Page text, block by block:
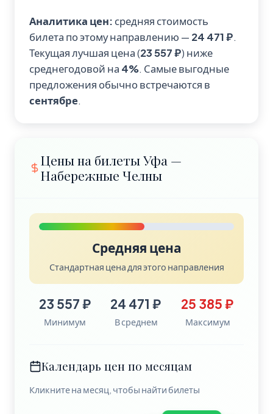
Аналитика цен: средняя стоимость
билета по этому направлению — 24 471 ₽.
Текущая лучшая цена (23 557 ₽) ниже
среднегодовой на 4%. Самые выгодные
предложения обычно встречаются в
сентябре.
Цены на билеты Уфа —
Набережные Челны
Средняя цена
Стандартная цена для этого направления
23 557 ₽
Минимум
24 471 ₽
В среднем
25 385 ₽
Максимум
Календарь цен по месяцам
Кликните на месяц, чтобы найти билеты